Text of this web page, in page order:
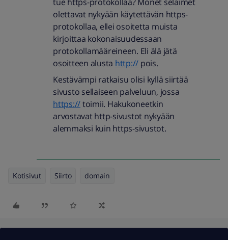
olettavat nykyään käytettävän https-
protokollaa, ellei osoitetta muista
kirjoittaa kokonaisuudessaan
protokollamääreineen. Eli älä jätä
osoitteen alusta http:// pois.
Kestävämpi ratkaisu olisi kyllä siirtää
sivusto sellaiseen palveluun, jossa
https://toimii. Hakukoneetkin
arvostavat http-sivustot nykyään
alemmaksi kuin https-sivustot.
Kotisivut Siirto domain